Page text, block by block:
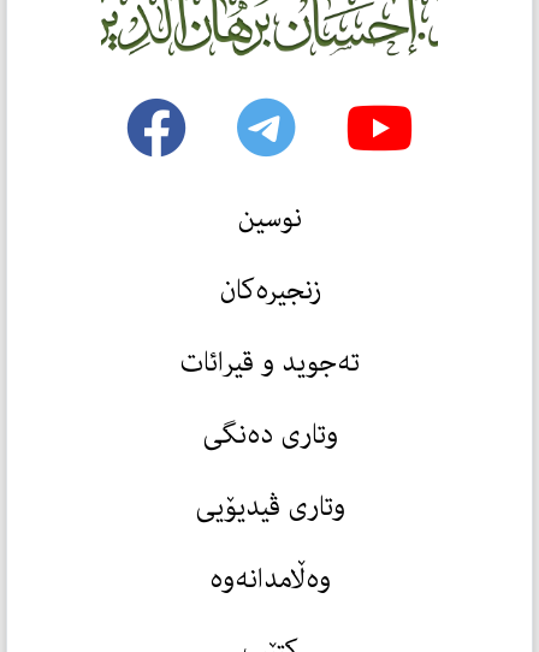
نوسین
زنجیرەکان
تەجوید و قیرائات
وتاری دەنگی
وتاری ڤیدیۆیی
وەڵامدانەوە